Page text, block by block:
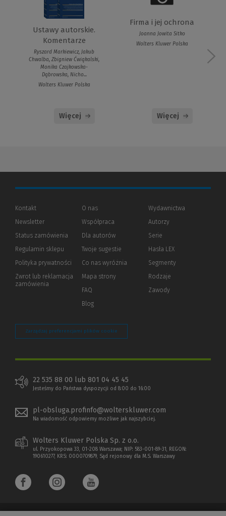
Ustawy autorskie.
Komentarze
Ryszard Markiewicz, Jakub
Chwalba, Zbigniew Ćwiąkalski,
Monika Czajkowska-
Dąbrowska, Nicho...
Wolters Kluwer Polska
Więcej
Firma i jej ochrona
Joanna Jowita Sitko
Wolters Kluwer Polska
Więcej
Kontakt
Newsletter
Status zamówienia
Regulamin sklepu
Polityka prywatności (Nowe
(Link
innej
Zwrot lub reklamacja
zamówienia
O nas
Współpraca
Dla autorów(Nowe
(Link
innej
strony)
Twoje sugestie
Co nas wyróżnia
Mapa strony
FAQ
Blog
Wydawnictwa
Autorzy
Serie
Hasła LEX
Segmenty
Rodzaje
Zawody
Zarządzaj preferencjami plików cookie
22 535 88 00 lub 801 04 45 45
Jesteśmy do Państwa dyspozycji od 8:00 do 16:00
pl-obsluga.profinfo@wolterskluwer.com
Na wiadomość odpowiemy możliwe jak najszybciej.
Wolters Kluwer Polska Sp. z o.o.
ul. Przyokopowa 33, 01-208 Warszawa; NIP: 583-001-89-31, REGON:
190610277, KRS: 0000709879, Sąd rejonowy dla M.S. Warszawy